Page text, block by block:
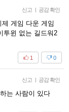
신고 | 공감 확인
게임 다운 게임
투윈 없는 길드워2
0
1
신고 | 공감 확인
는 사람이 있다